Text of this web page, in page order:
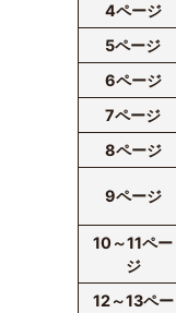
4ページ
5ページ
6ページ
7ページ
8ページ
9ページ
10～11ペー
ジ
12～13ペー